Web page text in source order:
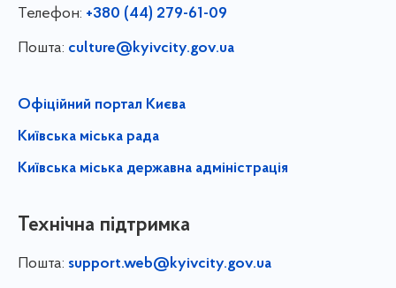
Телефон: +380 (44) 279-61-09
Пошта: culture@kyivcity.gov.ua
Офіційний портал Києва
Київська міська рада
Київська міська державна адміністрація
Технічна підтримка
Пошта: support.web@kyivcity.gov.ua